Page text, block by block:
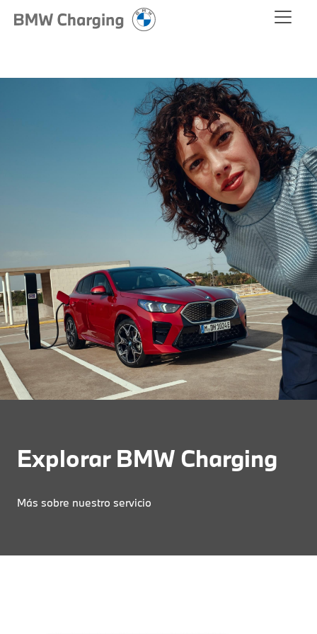
Explorar BMW Charging
Más sobre nuestro servicio